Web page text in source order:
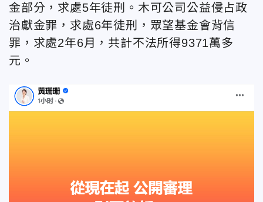
金部分，求處5年徒刑。木可公司公益侵占政
治獻金罪，求處6年徒刑，眾望基金會背信
罪，求處2年6月，共計不法所得9371萬多
元。